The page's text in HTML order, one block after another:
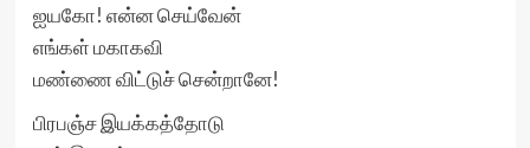
ஐயகோ! என்ன செய்வேன்
எங்கள் மகாகவி
மண்ணை விட்டுச் சென்றானே!
பிரபஞ்ச இயக்கத்தோடு